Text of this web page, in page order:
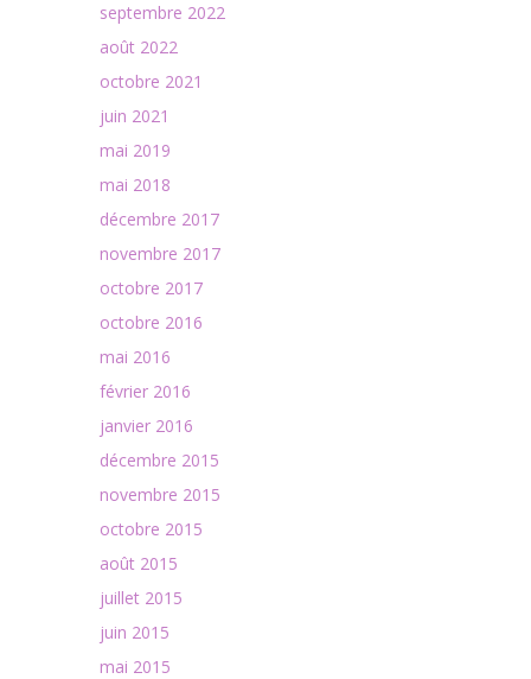
septembre 2022
août 2022
octobre 2021
juin 2021
mai 2019
mai 2018
décembre 2017
novembre 2017
octobre 2017
octobre 2016
mai 2016
février 2016
janvier 2016
décembre 2015
novembre 2015
octobre 2015
août 2015
juillet 2015
juin 2015
mai 2015